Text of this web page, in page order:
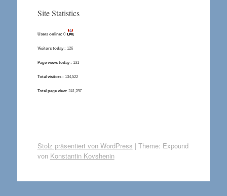
Site Statistics
Users online: 0
Visitors today : 126
Page views today : 131
Total visitors : 134,522
Total page view: 241,287
Stolz präsentiert von WordPress | Theme: Expound
von Konstantin Kovshenin